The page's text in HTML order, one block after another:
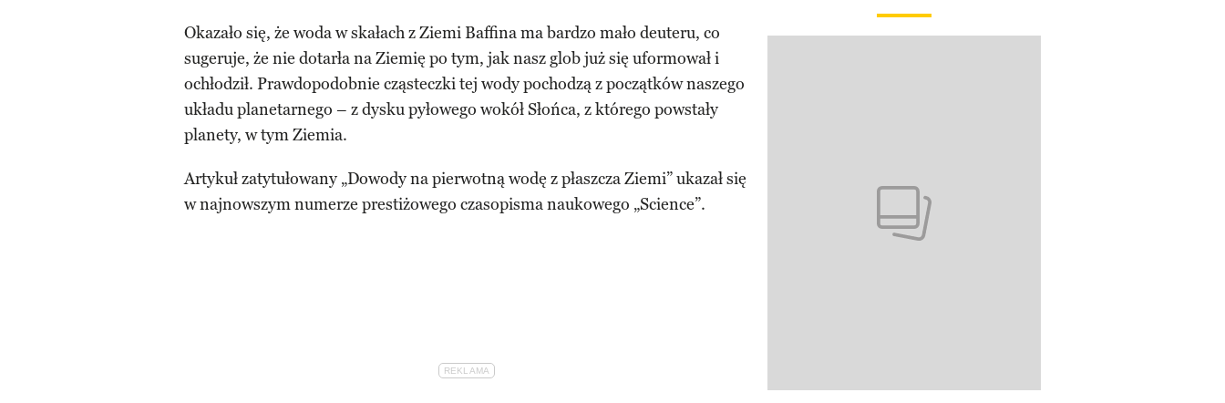
Okazało się, że woda w skałach z Ziemi Baffina ma bardzo mało deuteru, co
sugeruje, że nie dotarła na Ziemię po tym, jak nasz glob już się uformował i
ochłodził. Prawdopodobnie cząsteczki tej wody pochodzą z początków naszego
układu planetarnego – z dysku pyłowego wokół Słońca, z którego powstały
planety, w tym Ziemia.
Artykuł zatytułowany „Dowody na pierwotną wodę z płaszcza Ziemi” ukazał się
w najnowszym numerze prestiżowego czasopisma naukowego „Science”.